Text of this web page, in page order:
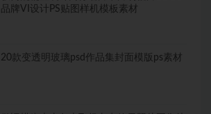
品牌VI设计PS贴图样机模板素材
20款变透明玻璃psd作品集封面模版ps素材